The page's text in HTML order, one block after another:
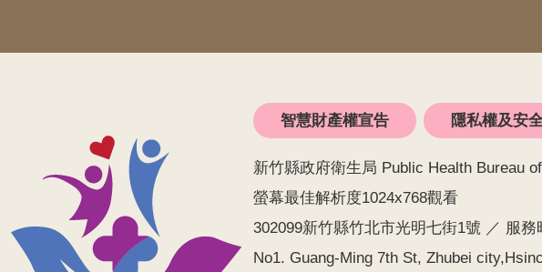
智慧財產權宣告 隱私權及安
新竹縣政府衛生局 Public Health Bureau
螢幕最佳解析度1024x768觀看
302099新竹縣竹北市光明七街1號 ／ 服
No1. Guang-Ming 7th St, Zhubei